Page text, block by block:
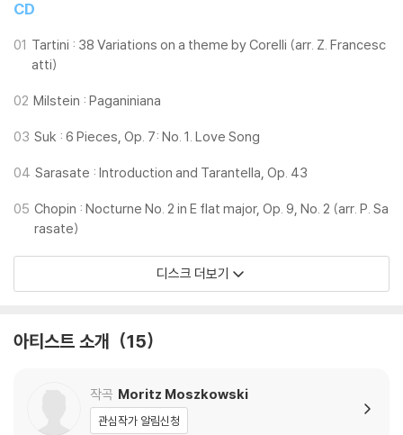
CD
01 Tartini : 38 Variations on a theme by Corelli (arr. Z. Francesc
atti)
02 Milstein : Paganiniana
03 Suk : 6 Pieces, Op. 7: No. 1. Love Song
04 Sarasate : Introduction and Tarantella, Op. 43
05 Chopin : Nocturne No. 2 in E flat major, Op. 9, No. 2 (arr. P. Sa
rasate)
디스크 더보기
아티스트 소개 15
작곡 Moritz Moszkowski
관심작가 알림신청